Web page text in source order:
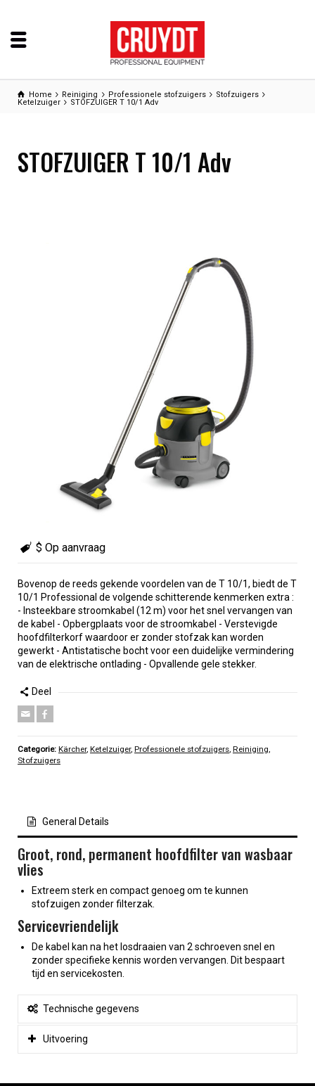
Home Reiniging Professionele stofzuigers
Stofzuigers
Ketelzuiger
STOFZUIGER T 10/1 Adv
STOFZUIGER T 10/1 Adv
$ Op aanvraag
Bovenop de reeds gekende voordelen van de T 10/1, biedt de T
10/1 Professional de volgende schitterende kenmerken extra :
- Insteekbare stroomkabel (12 m) voor het snel vervangen van
de kabel - Opbergplaats voor de stroomkabel - Verstevigde
hoofdfilterkorf waardoor er zonder stofzak kan worden
gewerkt - Antistatische bocht voor een duidelijke vermindering
van de elektrische ontlading - Opvallende gele stekker.
Deel
Categorie: Kärcher, Ketelzuiger, Professionele stofzuigers, Reiniging,
Stofzuigers
General Details
Groot, rond, permanent hoofdfilter van wasbaar
vlies
Extreem sterk en compact genoeg om te kunnen
stofzuigen zonder filterzak.
Servicevriendelijk
De kabel kan na het losdraaien van 2 schroeven snel en
zonder specifieke kennis worden vervangen. Dit bespaart
tijd en servicekosten.
Technische gegevens
Uitvoering